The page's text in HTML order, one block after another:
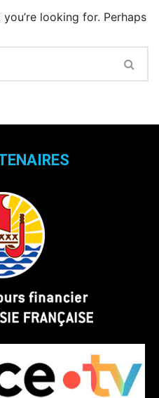
looking for. Perhaps